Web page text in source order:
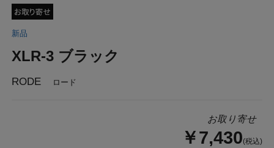
新品
XLR-3 ブラック
RODE ロード
お取り寄せ
￥7,430(税込)